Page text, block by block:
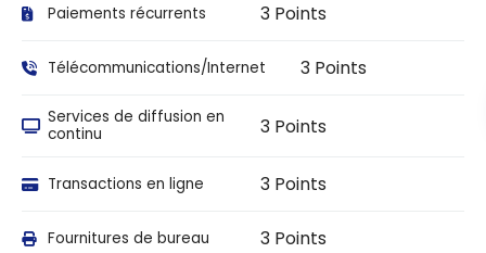
Paiements récurrents 3 Points
Télécommunications/Internet 3 Points
Services de diffusion en
continu
3 Points
Transactions en ligne 3 Points
Fournitures de bureau 3 Points